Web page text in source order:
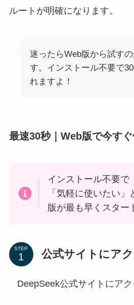
ルートが明確になります。
迷ったらWeb版から試す
す。インストール不要で
れますよ！
最速30秒｜Web版で今す
インストール不要で
「気軽に使いたい
版が最も早くスター
STEP 公式サイトにア
DeepSeek公式サイトにアク